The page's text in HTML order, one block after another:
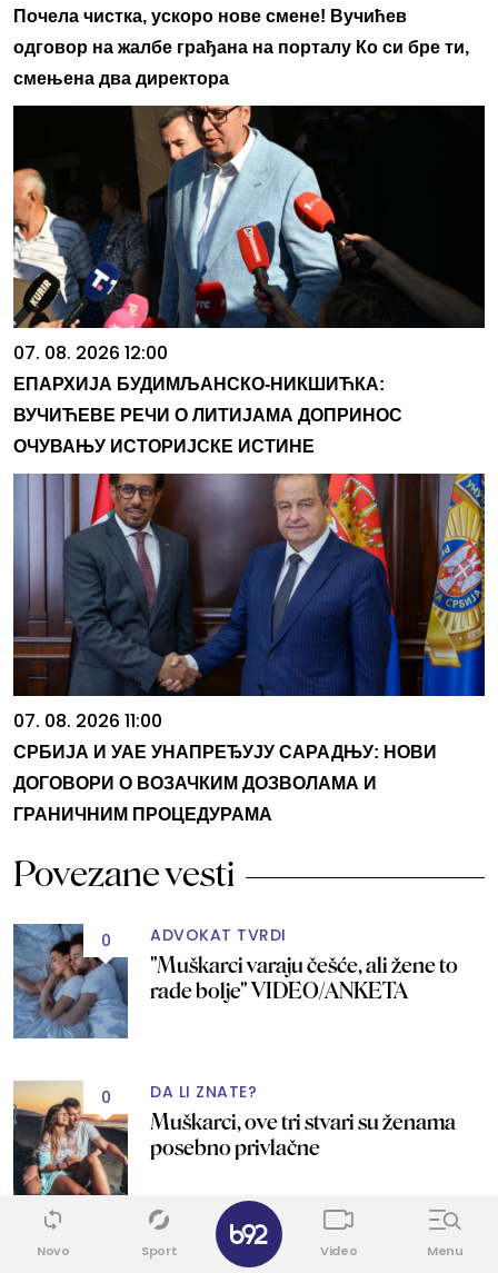
Почела чистка, ускоро нове смене! Вучићев
одговор на жалбе грађана на порталу Ко си бре ти,
смењена два директора
07. 08. 2026 12:00
ЕПАРХИЈА БУДИМЉАНСКО-НИКШИЋКА:
ВУЧИЋЕВЕ РЕЧИ О ЛИТИЈАМА ДОПРИНОС
ОЧУВАЊУ ИСТОРИЈСКЕ ИСТИНЕ
07. 08. 2026 11:00
СРБИЈА И УАЕ УНАПРЕЂУЈУ САРАДЊУ: НОВИ
ДОГОВОРИ О ВОЗАЧКИМ ДОЗВОЛАМА И
ГРАНИЧНИМ ПРОЦЕДУРАМА
Povezane vesti
0 ADVOKAT TVRDI
"Muškarci varaju češće, ali žene to
rade bolje" VIDEO/ANKETA
0 DA LI ZNATE?
Muškarci, ove tri stvari su ženama
posebno privlačne
OVDE SVI GREŠE
Novo Sport Video Menu
✕